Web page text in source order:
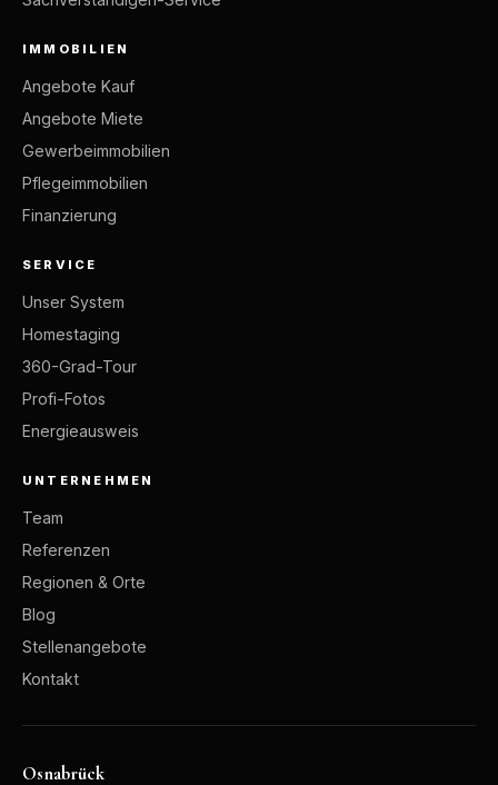
IMMOBILIEN
Angebote Kauf
Angebote Miete
Gewerbeimmobilien
Pflegeimmobilien
Finanzierung
SERVICE
Unser System
Homestaging
360-Grad-Tour
Profi-Fotos
Energieausweis
UNTERNEHMEN
Team
Referenzen
Regionen & Orte
Blog
Stellenangebote
Kontakt
Osnabrück